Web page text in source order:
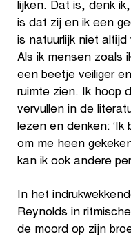
lijken. Dat is, denk
is dat zij en ik een
is natuurlijk niet
Als ik mensen zoals
een beetje veiliger
ruimte zien. Ik hoop
vervullen in de
lezen en denken:
om me heen
kan ik ook andere
In het
Reynolds in
de moord op zijn